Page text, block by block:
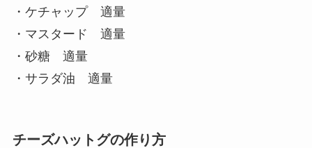
・ケチャップ 適量
・マスタード 適量
・砂糖 適量
・サラダ油 適量
チーズハットグの作り方